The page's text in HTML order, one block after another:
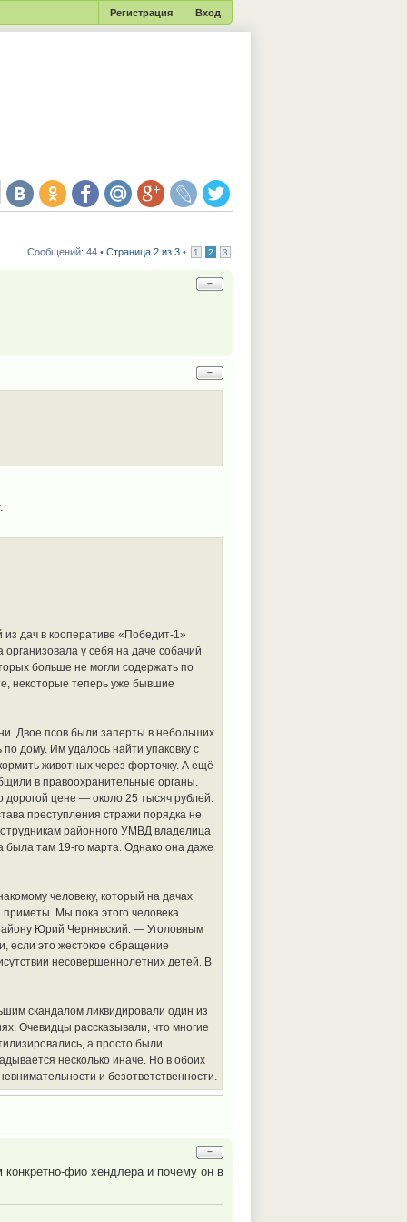
Вход
Регистрация
Сообщений: 44 • Страница 2 из 3 • 1 2 3
−
−
дач в кооперативе «Победит-1»
у себя на даче собачий
больше не могли содержать по
некоторые теперь уже бывшие
Двое псов были заперты в небольших
дому. Им удалось найти упаковку с
животных через форточку. А ещё
в правоохранительные органы.
дорогой цене — около 25 тысяч рублей.
преступления стражи порядка не
районного УМВД владелица
была там 19-го марта. Однако она даже
человеку, который на дачах
Мы пока этого человека
Юрий Чернявский. — Уголовным
если это жестокое обращение
несовершеннолетних детей. В
скандалом ликвидировали один из
Очевидцы рассказывали, что многие
а просто были
несколько иначе. Но в обоих
и безответственности.
−
фио хендлера и почему он в